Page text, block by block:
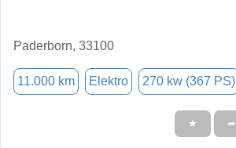
Paderborn, 33100
11.000 km Elektro 270 kw (367 PS)
★ ➦